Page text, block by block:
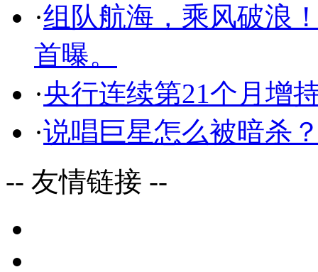
·组队航海，乘风破浪
首曝。
·央行连续第21个月增
·说唱巨星怎么被暗杀
-- 友情链接 --